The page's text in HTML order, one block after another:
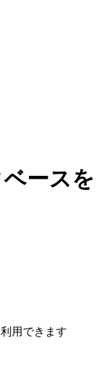
ースを
用できます